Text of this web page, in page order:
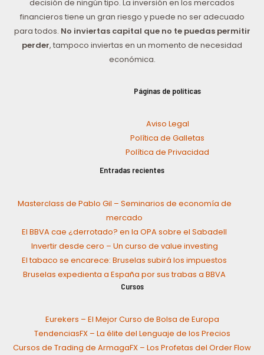
decisión de ningún tipo. La inversión en los mercados
financieros tiene un gran riesgo y puede no ser adecuado
para todos. No inviertas capital que no te puedas permitir
perder, tampoco inviertas en un momento de necesidad
económica.
Páginas de políticas
Aviso Legal
Política de Galletas
Política de Privacidad
Entradas recientes
Masterclass de Pablo Gil – Seminarios de economía de
mercado
El BBVA cae ¿derrotado? en la OPA sobre el Sabadell
Invertir desde cero – Un curso de value investing
El tabaco se encarece: Bruselas subirá los impuestos
Bruselas expedienta a España por sus trabas a BBVA
Cursos
Eurekers – El Mejor Curso de Bolsa de Europa
TendenciasFX – La élite del Lenguaje de los Precios
Cursos de Trading de ArmagaFX – Los Profetas del Order Flow